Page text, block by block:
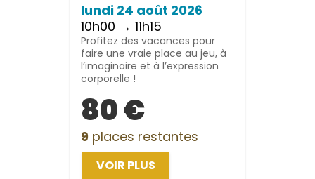
lundi 24 août 2026
10h00 → 11h15
Profitez des vacances pour
faire une vraie place au jeu, à
l’imaginaire et à l’expression
corporelle !
80 €
9 places restantes
VOIR PLUS